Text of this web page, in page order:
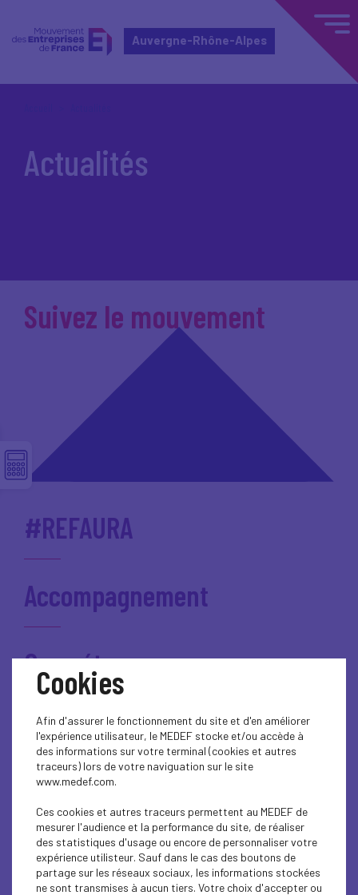
Auvergne-Rhône-Alpes
Actualités
Suivez le mouvement
#REFAURA
Accompagnement
Compétences
Diversité
École Entreprise
Économie
Cookies
Afin d'assurer le fonctionnement du site et d'en améliorer
l'expérience utilisateur, le MEDEF stocke et/ou accède à
des informations sur votre terminal (cookies et autres
traceurs) lors de votre naviguation sur le site
www.medef.com.
Ces cookies et autres traceurs permettent au MEDEF de
mesurer l'audience et la performance du site, de réaliser
des statistiques d'usage ou encore de personnaliser votre
expérience utilisteur. Sauf dans le cas des boutons de
partage sur les réseaux sociaux, les informations stockées
ne sont transmises à aucun tiers. Votre choix d'accepter ou